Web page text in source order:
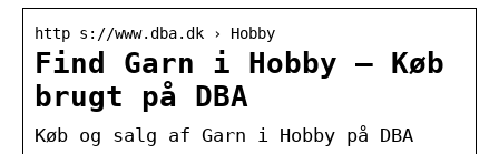
http s://www.dba.dk › Hobby
Find Garn i Hobby – Køb
brugt på DBA
Køb og salg af Garn i Hobby på DBA